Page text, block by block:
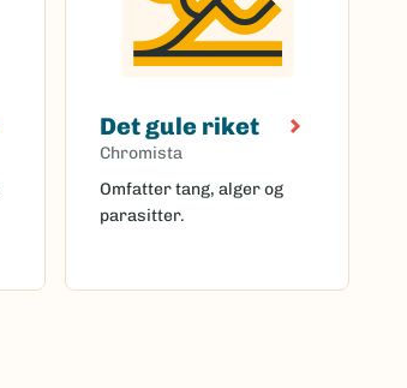
Det gule riket
Chromista
Omfatter tang, alger og
parasitter.